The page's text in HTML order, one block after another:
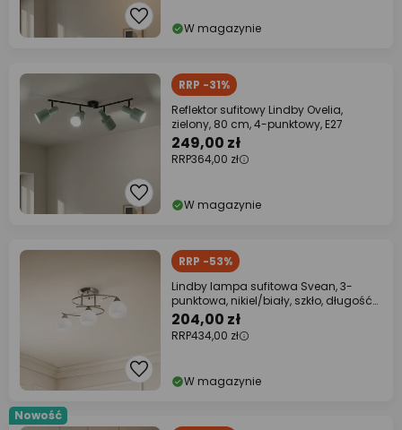
W magazynie
RRP -31%
Reflektor sufitowy Lindby Ovelia,
zielony, 80 cm, 4-punktowy, E27
249,00 zł
RRP364,00 zł
W magazynie
RRP -53%
Lindby lampa sufitowa Svean, 3-
punktowa, nikiel/biały, szkło, długość
60 cm
204,00 zł
RRP434,00 zł
W magazynie
Nowość